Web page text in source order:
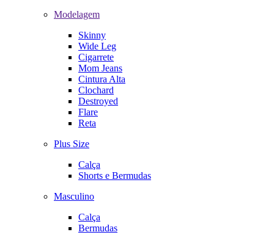
Modelagem
Skinny
Wide Leg
Cigarrete
Mom Jeans
Cintura Alta
Clochard
Destroyed
Flare
Reta
Plus Size
Calça
Shorts e Bermudas
Masculino
Calça
Bermudas